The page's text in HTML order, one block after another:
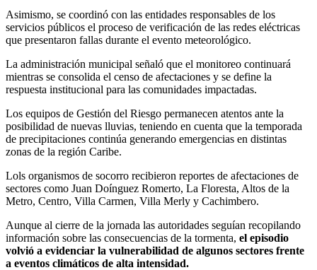
Asimismo, se coordinó con las entidades responsables de los
servicios públicos el proceso de verificación de las redes eléctricas
que presentaron fallas durante el evento meteorológico.
La administración municipal señaló que el monitoreo continuará
mientras se consolida el censo de afectaciones y se define la
respuesta institucional para las comunidades impactadas.
Los equipos de Gestión del Riesgo permanecen atentos ante la
posibilidad de nuevas lluvias, teniendo en cuenta que la temporada
de precipitaciones continúa generando emergencias en distintas
zonas de la región Caribe.
Lols organismos de socorro recibieron reportes de afectaciones de
sectores como Juan Doínguez Romerto, La Floresta, Altos de la
Metro, Centro, Villa Carmen, Villa Merly y Cachimbero.
Aunque al cierre de la jornada las autoridades seguían recopilando
información sobre las consecuencias de la tormenta, el episodio
volvió a evidenciar la vulnerabilidad de algunos sectores frente
a eventos climáticos de alta intensidad.